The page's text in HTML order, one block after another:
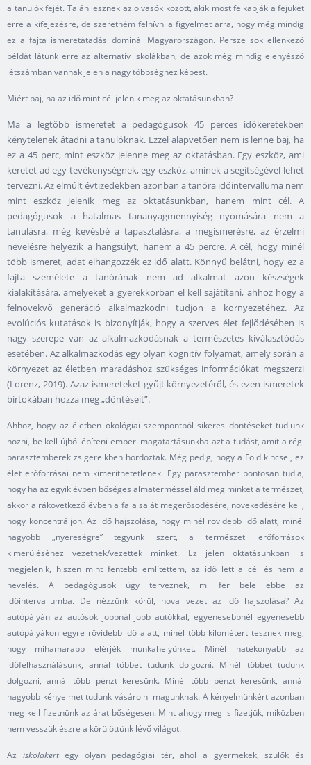
a tanulók fejét. Talán lesznek az olvasók között, akik most felkapják a fejüket
erre a kifejezésre, de szeretném felhívni a figyelmet arra, hogy még mindig
ez a fajta ismeretátadás dominál Magyarországon. Persze sok ellenkező
példát látunk erre az alternatív iskolákban, de azok még mindig elenyésző
létszámban vannak jelen a nagy többséghez képest.
Miért baj, ha az idő mint cél jelenik meg az oktatásunkban?
Ma a legtöbb ismeretet a pedagógusok 45 perces időkeretekben
kénytelenek átadni a tanulóknak. Ezzel alapvetően nem is lenne baj, ha
ez a 45 perc, mint eszköz jelenne meg az oktatásban. Egy eszköz, ami
keretet ad egy tevékenységnek, egy eszköz, aminek a segítségével lehet
tervezni. Az elmúlt évtizedekben azonban a tanóra időintervalluma nem
mint eszköz jelenik meg az oktatásunkban, hanem mint cél. A
pedagógusok a hatalmas tananyagmennyiség nyomására nem a
tanulásra, még kevésbé a tapasztalásra, a megismerésre, az érzelmi
nevelésre helyezik a hangsúlyt, hanem a 45 percre. A cél, hogy minél
több ismeret, adat elhangozzék ez idő alatt. Könnyű belátni, hogy ez a
fajta személete a tanórának nem ad alkalmat azon készségek
kialakítására, amelyeket a gyerekkorban el kell sajátítani, ahhoz hogy a
felnövekvő generáció alkalmazkodni tudjon a környezetéhez. Az
evolúciós kutatások is bizonyítják, hogy a szerves élet fejlődésében is
nagy szerepe van az alkalmazkodásnak a természetes kiválasztódás
esetében. Az alkalmazkodás egy olyan kognitív folyamat, amely során a
környezet az életben maradáshoz szükséges információkat megszerzi
(Lorenz, 2019). Azaz ismereteket gyűjt környezetéről, és ezen ismeretek
birtokában hozza meg „döntéseit”.
Ahhoz, hogy az életben ökológiai szempontból sikeres döntéseket tudjunk
hozni, be kell újból építeni emberi magatartásunkba azt a tudást, amit a régi
parasztemberek zsigereikben hordoztak. Még pedig, hogy a Föld kincsei, ez
élet erőforrásai nem kimeríthetetlenek. Egy parasztember pontosan tudja,
hogy ha az egyik évben bőséges almaterméssel áld meg minket a természet,
akkor a rákövetkező évben a fa a saját megerősödésére, növekedésére kell,
hogy koncentráljon. Az idő hajszolása, hogy minél rövidebb idő alatt, minél
nagyobb „nyereségre” tegyünk szert, a természeti erőforrások
kimerüléséhez vezetnek/vezettek minket. Ez jelen oktatásunkban is
megjelenik, hiszen mint fentebb említettem, az idő lett a cél és nem a
nevelés. A pedagógusok úgy terveznek, mi fér bele ebbe az
időintervallumba. De nézzünk körül, hova vezet az idő hajszolása? Az
autópályán az autósok jobbnál jobb autókkal, egyenesebbnél egyenesebb
autópályákon egyre rövidebb idő alatt, minél több kilométert tesznek meg,
hogy mihamarabb elérjék munkahelyünket. Minél hatékonyabb az
időfelhasználásunk, annál többet tudunk dolgozni. Minél többet tudunk
dolgozni, annál több pénzt keresünk. Minél több pénzt keresünk, annál
nagyobb kényelmet tudunk vásárolni magunknak. A kényelmünkért azonban
meg kell fizetnünk az árat bőségesen. Mint ahogy meg is fizetjük, miközben
nem vesszük észre a körülöttünk lévő világot.
Az iskolakertegy olyan pedagógiai tér, ahol a gyermekek, szülők és